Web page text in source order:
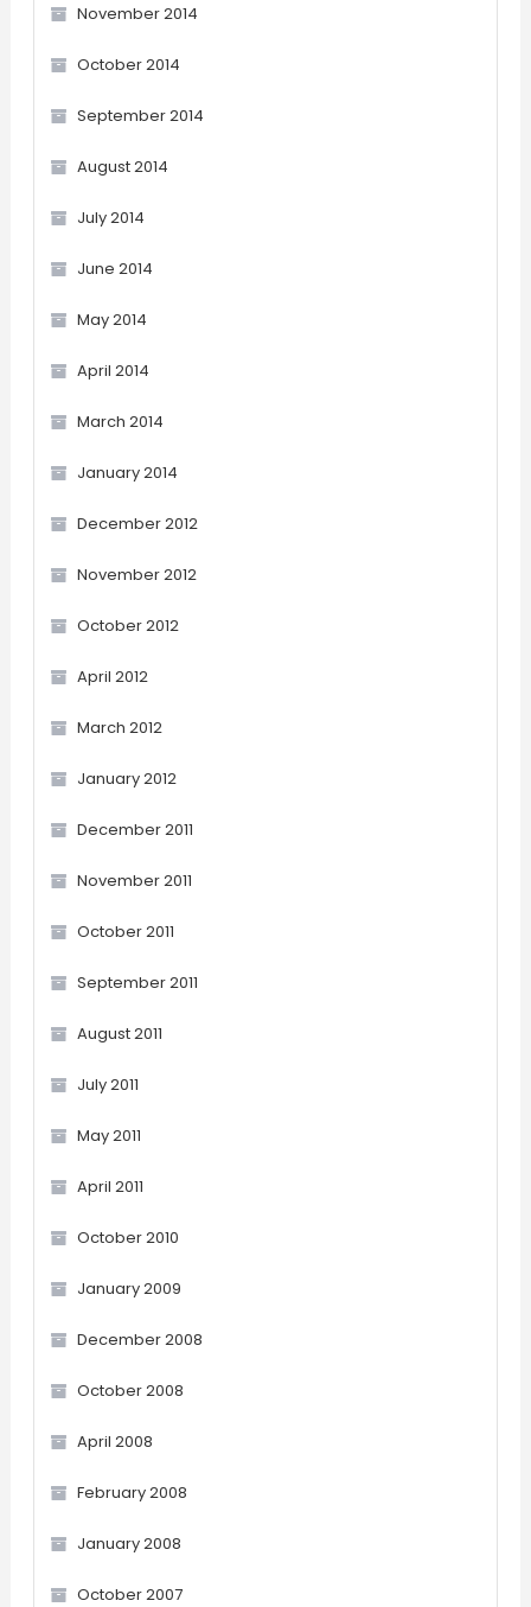
November 2014
October 2014
September 2014
August 2014
July 2014
June 2014
May 2014
April 2014
March 2014
January 2014
December 2012
November 2012
October 2012
April 2012
March 2012
January 2012
December 2011
November 2011
October 2011
September 2011
August 2011
July 2011
May 2011
April 2011
October 2010
January 2009
December 2008
October 2008
April 2008
February 2008
January 2008
October 2007